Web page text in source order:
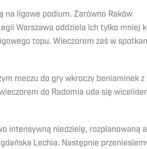
na ligowe podium. Zarówno Raków
Warszawa oddziela ich tylko mniej
topu. Wieczorem zaś w
meczu do gry wkroczy beniaminek z
do Radomia uda się
intensywną niedzielę, rozplanowaną
Lechia. Następnie